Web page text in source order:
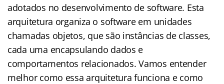
adotados no desenvolvimento de software. Esta
arquitetura organiza o software em unidades
chamadas objetos, que são instâncias de classes,
cada uma encapsulando dados e
comportamentos relacionados. Vamos entender
melhor como essa arquitetura funciona e como